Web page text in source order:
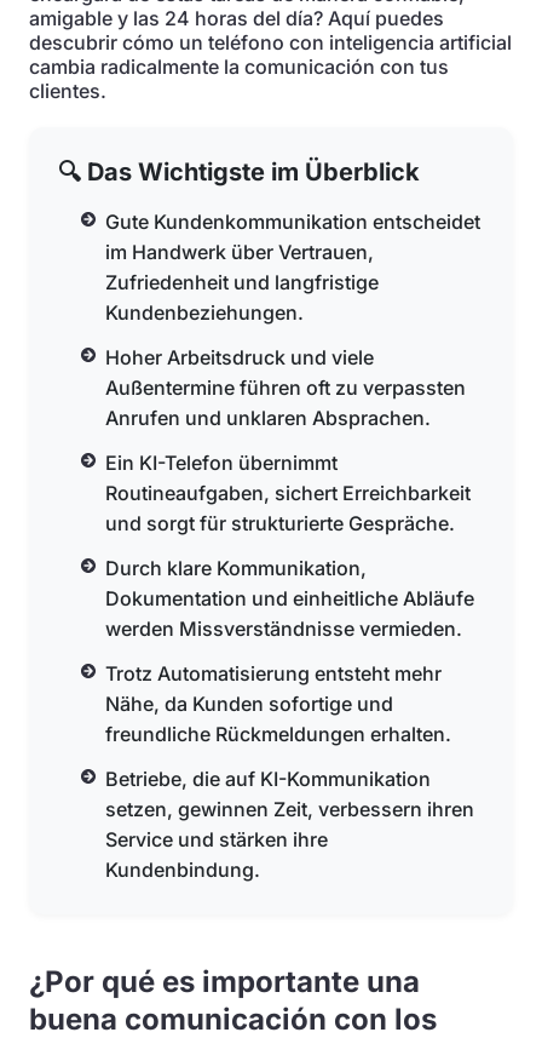
amigable y las 24 horas del día? Aquí puedes
descubrir cómo un teléfono con inteligencia artificial
cambia radicalmente la comunicación con tus
clientes.
🔍 Das Wichtigste im Überblick
Gute Kundenkommunikation entscheidet
im Handwerk über Vertrauen,
Zufriedenheit und langfristige
Kundenbeziehungen.
Hoher Arbeitsdruck und viele
Außentermine führen oft zu verpassten
Anrufen und unklaren Absprachen.
Ein KI-Telefon übernimmt
Routineaufgaben, sichert Erreichbarkeit
und sorgt für strukturierte Gespräche.
Durch klare Kommunikation,
Dokumentation und einheitliche Abläufe
werden Missverständnisse vermieden.
Trotz Automatisierung entsteht mehr
Nähe, da Kunden sofortige und
freundliche Rückmeldungen erhalten.
Betriebe, die auf KI-Kommunikation
setzen, gewinnen Zeit, verbessern ihren
Service und stärken ihre
Kundenbindung.
¿Por qué es importante una
buena comunicación con los